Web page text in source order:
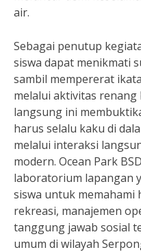
air.
Sebagai penutup
siswa dapat menikmati
sambil mempererat
melalui aktivitas renang
langsung ini
harus selalu kaku di
melalui interaksi
modern. Ocean Park
laboratorium lapangan
siswa untuk
rekreasi, manajemen
tanggung jawab sosial
umum di wilayah